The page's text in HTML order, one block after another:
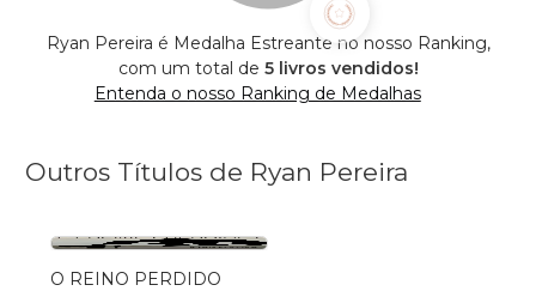
Ryan Pereira é Medalha Estreante no nosso Ranking,
com um total de 5 livros vendidos!
Entenda o nosso Ranking de Medalhas
Outros Títulos de Ryan Pereira
O REINO PERDIDO